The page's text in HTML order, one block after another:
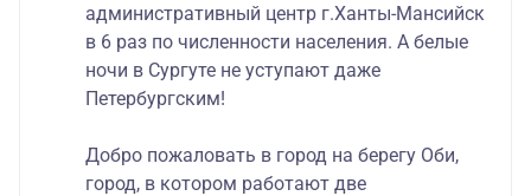
административный центр г.Ханты-Мансийск
в 6 раз по численности населения. А белые
ночи в Сургуте не уступают даже
Петербургским!
Добро пожаловать в город на берегу Оби,
город, в котором работают две